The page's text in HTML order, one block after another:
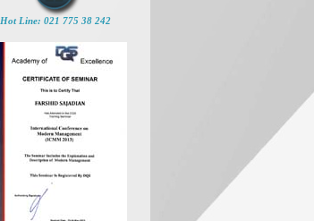
Hot Line: 021 775 38 242